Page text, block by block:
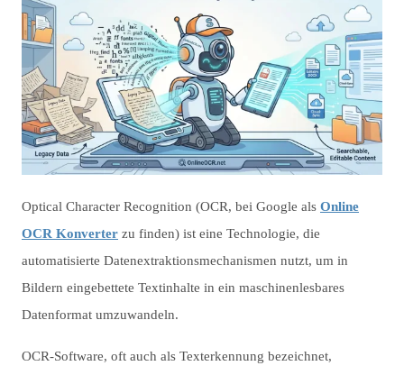
Optical Character Recognition (OCR, bei Google als Online
OCR Konverter zu finden) ist eine Technologie, die
automatisierte Datenextraktionsmechanismen nutzt, um in
Bildern eingebettete Textinhalte in ein maschinenlesbares
Datenformat umzuwandeln.
OCR-Software, oft auch als Texterkennung bezeichnet,